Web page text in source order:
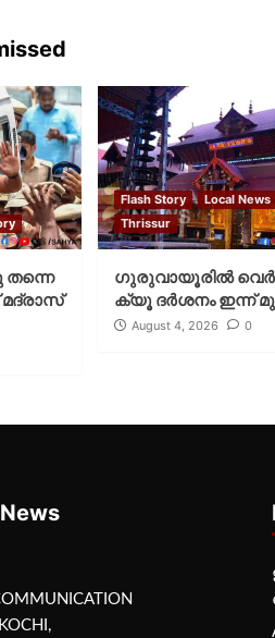
തന്നെ
മദ്രാസ്
Flash Story
Local News
Thrissur
ഗുരുവായൂരില്‍
ക്യൂ ദര്‍ശനം ഇന്ന്
August 4, 2026 0